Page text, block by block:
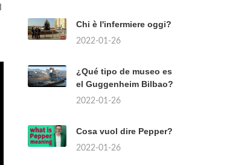
Chi è l'infermiere oggi?
2022-01-26
¿Qué tipo de museo es
el Guggenheim Bilbao?
2022-01-26
Cosa vuol dire Pepper?
2022-01-26